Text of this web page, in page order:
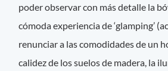
poder observar con más detalle la
cómoda experiencia de ‘glamping’
renunciar a las comodidades de un
calidez de los suelos de madera, la